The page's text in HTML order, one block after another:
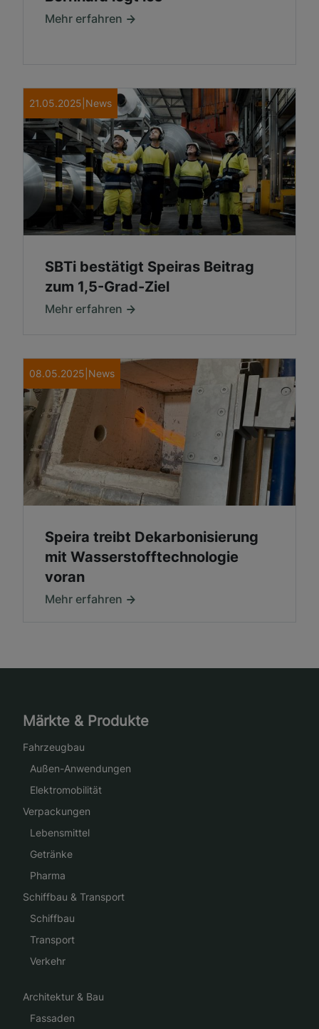
Mehr erfahren
21.05.2025 News
SBTi bestätigt Speiras Beitrag
zum 1,5-Grad-Ziel
Mehr erfahren
08.05.2025 News
Speira treibt Dekarbonisierung
mit Wasserstofftechnologie
voran
Mehr erfahren
Märkte & Produkte
Fahrzeugbau
Außen-Anwendungen
Elektromobilität
Verpackungen
Lebensmittel
Getränke
Pharma
Schiffbau & Transport
Schiffbau
Transport
Verkehr
Architektur & Bau
Fassaden